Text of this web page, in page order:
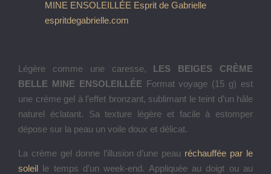
Légère comme une caresse, LES BEIGES CRÈME
BELLE MINE ENSOLEILLÉE Format voyage (15 g) est
une crème gel à l’effet bronzant, sublimant le teint d’un hâle
naturel éclatant. Sa texture légère et facile à estomper
dépose sur la peau un voile doux et délicat.
La crème gel donne l’illusion d’une peau réchauffée par le
soleil le temps d’un week-end. Appliquée au doigt ou au